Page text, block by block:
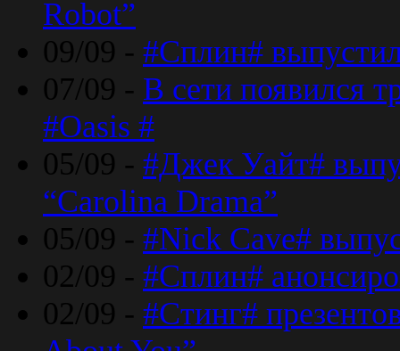
Robot”
09/09 - #Сплин#
07/09 - В сети появился
#Oasis #
05/09 - #Джек Уайт#
“Carolina Drama”
05/09 - #Nick Cave#
02/09 - #Сплин#
02/09 - #Стинг#